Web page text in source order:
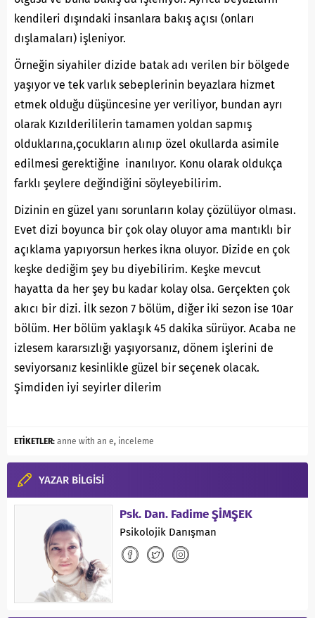
kendileri dışındaki insanlara bakış açısı (onları
dışlamaları) işleniyor.
Örneğin siyahiler dizide batak adı verilen bir bölgede
yaşıyor ve tek varlık sebeplerinin beyazlara hizmet
etmek olduğu düşüncesine yer veriliyor, bundan ayrı
olarak Kızılderililerin tamamen yoldan sapmış
olduklarına,çocukların alınıp özel okullarda asimile
edilmesi gerektiğine inanılıyor. Konu olarak oldukça
farklı şeylere değindiğini söyleyebilirim.
Dizinin en güzel yanı sorunların kolay çözülüyor olması.
Evet dizi boyunca bir çok olay oluyor ama mantıklı bir
açıklama yapıyorsun herkes ikna oluyor. Dizide en çok
keşke dediğim şey bu diyebilirim. Keşke mevcut
hayatta da her şey bu kadar kolay olsa. Gerçekten çok
akıcı bir dizi. İlk sezon 7 bölüm, diğer iki sezon ise 10ar
bölüm. Her bölüm yaklaşık 45 dakika sürüyor. Acaba ne
izlesem kararsızlığı yaşıyorsanız, dönem işlerini de
seviyorsanız kesinlikle güzel bir seçenek olacak.
Şimdiden iyi seyirler dilerim
ETİKETLER: anne with an e, inceleme
YAZAR BİLGİSİ
Psk. Dan. Fadime ŞİMŞEK
Psikolojik Danışman